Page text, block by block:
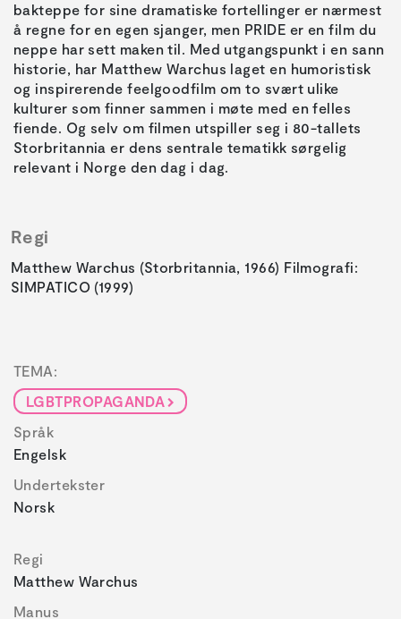
bakteppe for sine dramatiske fortellinger er nærmest
å regne for en egen sjanger, men PRIDE er en film du
neppe har sett maken til. Med utgangspunkt i en sann
historie, har Matthew Warchus laget en humoristisk
og inspirerende feelgoodfilm om to svært ulike
kulturer som finner sammen i møte med en felles
fiende. Og selv om filmen utspiller seg i 80-tallets
Storbritannia er dens sentrale tematikk sørgelig
relevant i Norge den dag i dag.
Regi
Matthew Warchus (Storbritannia, 1966) Filmografi:
SIMPATICO (1999)
TEMA:
LGBTPROPAGANDA
Språk
Engelsk
Undertekster
Norsk
Regi
Matthew Warchus
Manus